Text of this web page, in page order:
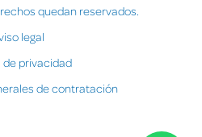
quedan reservados.
legal
de privacidad
de contratación